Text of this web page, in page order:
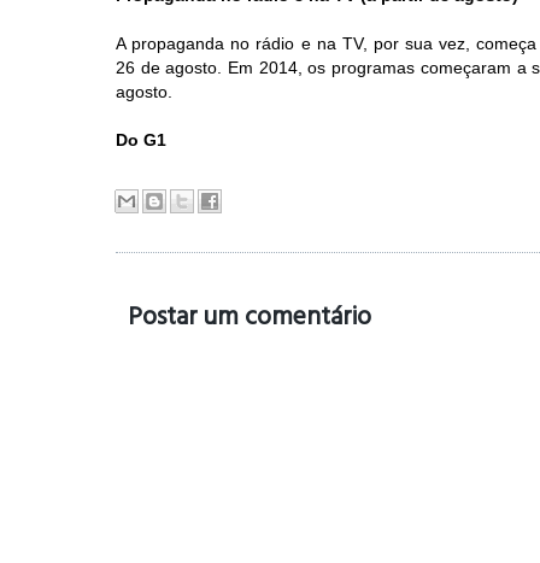
A propaganda no rádio e na TV, por sua vez,
26 de agosto. Em 2014, os programas começaram a
agosto.
Do G1
Postar um comentário